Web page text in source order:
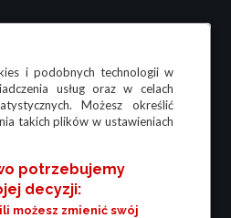
i podobnych technologii w
usług oraz w celach
Możesz określić
takich plików w ustawieniach
potrzebujemy
decyzji:
możesz zmienić swój